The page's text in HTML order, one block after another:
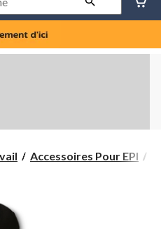
Toronto
Stockyards,
courament
Ouvert,
Se
Accessoires Pour EPI